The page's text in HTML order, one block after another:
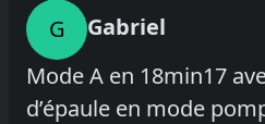
G
Gabriel
Mode A en 18min17
d’épaule en mode